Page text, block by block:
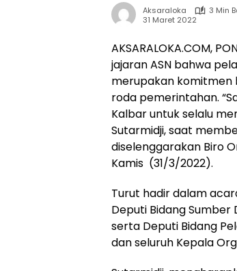
Aksaraloka
3 Min
31 Maret 2022
AKSARALOKA.COM,
jajaran ASN bahwa
merupakan komitmen
roda pemerintahan.
Kalbar untuk selalu
Sutarmidji, saat
diselenggarakan Biro
Kamis (31/3/2022).
Turut hadir dalam
Deputi Bidang Sumber
serta Deputi Bidang
dan seluruh Kepala